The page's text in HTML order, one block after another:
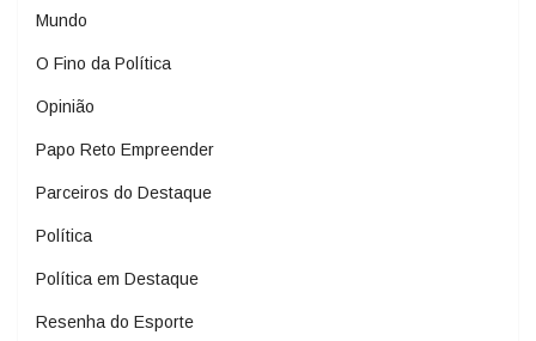
Mundo
O Fino da Política
Opinião
Papo Reto Empreender
Parceiros do Destaque
Política
Política em Destaque
Resenha do Esporte